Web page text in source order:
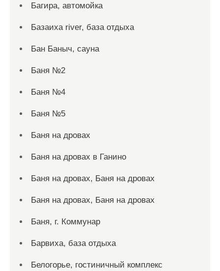
Багира, автомойка
Базаиха river, база отдыха
Бан Баныч, сауна
Баня №2
Баня №4
Баня №5
Баня на дровах
Баня на дровах в Ганино
Баня на дровах, Баня на дровах
Баня на дровах, Баня на дровах
Баня, г. Коммунар
Барвиха, база отдыха
Белогорье, гостиничный комплекс